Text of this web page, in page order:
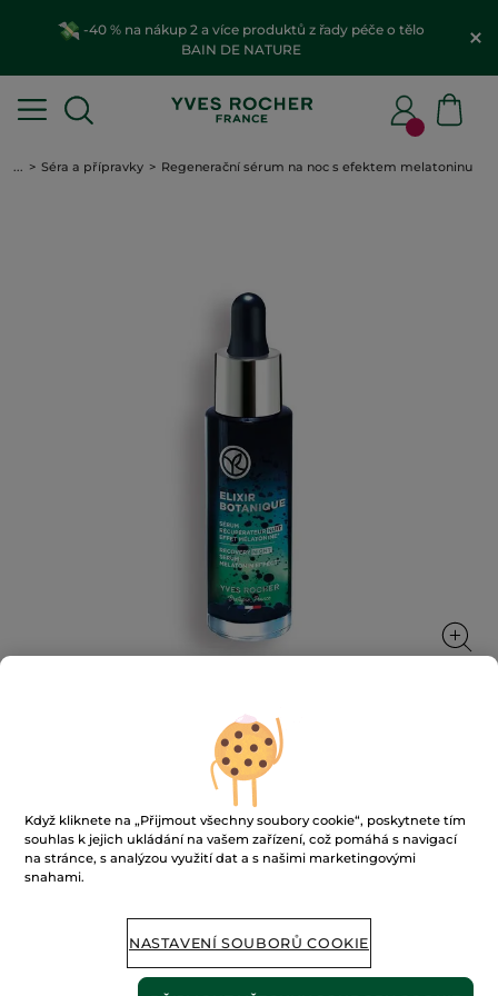
-40 % na nákup 2 a více produktů z řady péče o tělo
BAIN DE NATURE
... Séra a přípravky Regenerační sérum na noc s efektem melatoninu
Regenerační sérum na noc s efektem
melatoninu
★★★★★
★★★★★
Žádná
PŘIDAT HODNOCENÍ
Napište mi, až bude k dispozici
Když kliknete na „Přijmout všechny soubory cookie“, poskytnete tím
souhlas k jejich ukládání na vašem zařízení, což pomáhá s navigací
na stránce, s analýzou využití dat a s našimi marketingovými
snahami.
NASTAVENÍ SOUBORŮ COOKIE